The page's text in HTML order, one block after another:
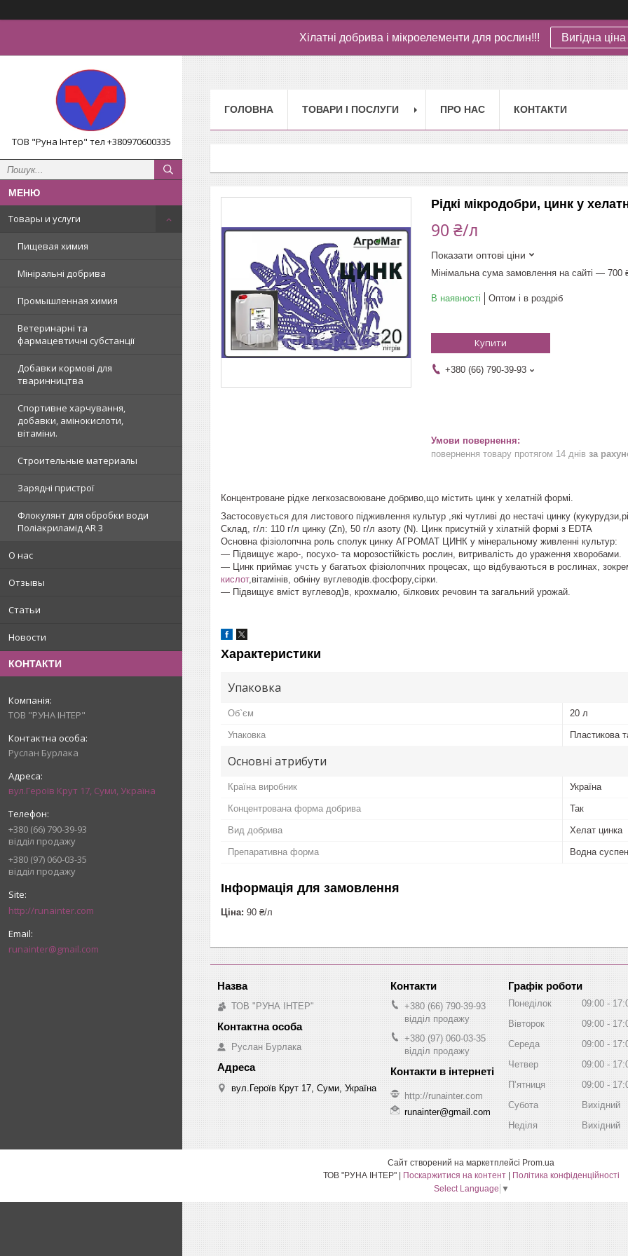
Хілатні добрива і мікроелементи для рослин!!! Вигідна ціна
ТОВ "Руна Інтер" тел +380970600335
Товары и услуги
Пищевая химия
Мініральні добрива
Промышленная химия
Ветеринарні та
фармацевтичні субстанції
Добавки кормові для
тваринництва
Спортивне харчування,
добавки, амінокислоти,
вітаміни.
Строительные материалы
Зарядні пристрої
Флокулянт для обробки води
Поліакриламід AR 3
О нас
Отзывы
Статьи
Новости
КОНТАКТИ
ТОВ "РУНА ІНТЕР"
Руслан Бурлака
вул.Героїв Крут 17, Суми, Україна
+380 (66) 790-39-93
відділ продажу
+380 (97) 060-03-35
відділ продажу
http://runainter.com
runainter@gmail.com
ГОЛОВНА ТОВАРИ І ПОСЛУГИ ПРО НАС КОНТАКТИ
Рідкі мікродобри, цинк у
90 ₴/л
Показати оптові ціни
Мінімальна сума замовлення на сайті — 700
В наявності Оптом і в роздріб
Купити
+380 (66) 790-39-93
повернення товару протягом 14 днів за
Концентроване рідке легкозасвоюване добриво,що містить цинк у хелатній формі.
Застосовується для листового підживлення культур ,які чутливі до нестачі цинку
Склад, г/л: 110 г/л цинку (Zn), 50 г/л азоту (N). Цинк присутній у хілатній формі з EDTA
Основна фізіолопчна роль сполук цинку АГРОМАТ ЦИНК у мінеральному живленні культур:
— Підвищує жаро-, посухо- та морозостійкість рослин, витривалість до ураження хворобами.
— Цинк приймає учсть у багатьох фізіолопчних процесах, що відбуваються в рослинах,
кислот,вітамінів, обніну вуглеводів.фосфору,сірки.
— Підвищує вміст вуглевод)в, крохмалю, білкових речовин та загальний урожай.
Характеристики
Упаковка
Об`єм 20 л
Упаковка Пластикова
Основні атрибути
Країна виробник Україна
Концентрована форма добрива Так
Вид добрива Хелат цинка
Препаративна форма Водна
Інформація для замовлення
Ціна: 90 ₴/л
ТОВ "РУНА ІНТЕР"
Руслан Бурлака
вул.Героїв Крут 17, Суми, Україна
+380 (66) 790-39-93
відділ продажу
+380 (97) 060-03-35
відділ продажу
http://runainter.com
runainter@gmail.com
Графік роботи
Понеділок 09:00
Вівторок
09:00
Середа
09:00
Четвер
09:00
Пʼятниця
09:00
Субота
Вихідний
Неділя
Вихідний
Сайт створений на маркетплейсі Prom.ua
Поскаржитися на контент
Політика конфіденційності
Select Language ▼